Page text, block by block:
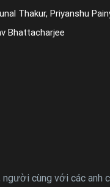
Thakur, Priyanshu
Bhattacharjee
cùng với các